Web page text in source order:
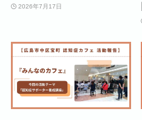
2026年7月17日